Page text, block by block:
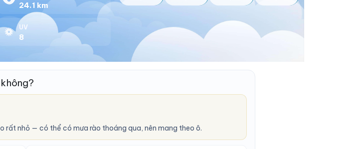
24.1 km
UV
8
rất nhỏ — có thể có mưa rào thoáng qua, nên mang theo ô.